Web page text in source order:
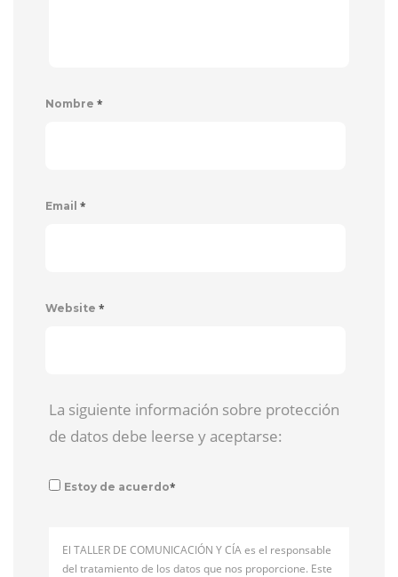
Nombre *
Email *
Website *
La siguiente información sobre protección
de datos debe leerse y aceptarse:
Estoy de acuerdo*
El TALLER DE COMUNICACIÓN Y CÍA es el responsable
del tratamiento de los datos que nos proporcione. Este